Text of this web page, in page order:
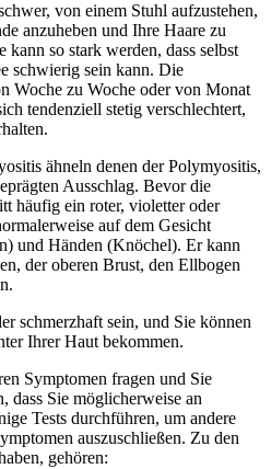
von einem Stuhl aufzustehen,
anzuheben und Ihre Haare zu
so stark werden, dass selbst
schwierig sein kann. Die
Woche zu Woche oder von Monat
tendenziell stetig verschlechtert,
ähneln denen der Polymyositis,
Ausschlag. Bevor die
häufig ein roter, violetter oder
auf dem Gesicht
und Händen (Knöchel). Er kann
der oberen Brust, den Ellbogen
schmerzhaft sein, und Sie können
Ihrer Haut bekommen.
Symptomen fragen und Sie
dass Sie möglicherweise an
Tests durchführen, um andere
auszuschließen. Zu den
gehören: